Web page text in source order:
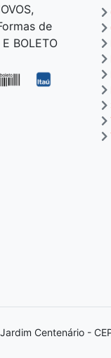
de
BOLETO
Centenário -